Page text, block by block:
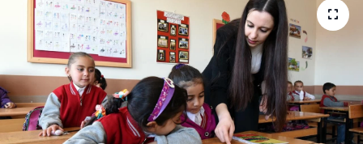
Resmi İlanlar
Rüya Tabirleri
Sağlık
Savunma Sanayi